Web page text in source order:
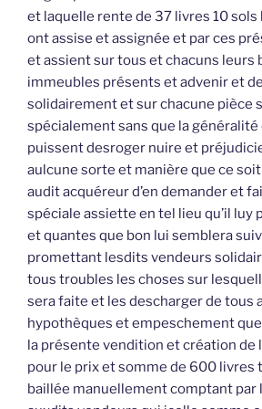
et laquelle rente de 37 livres 10
ont assise et assignée et par ces
et assient sur tous et chacuns leurs
immeubles présents et advenir et de
solidairement et sur chacune pièce
spécialement sans que la
puissent desroger nuire et
aulcune sorte et manière que ce
audit acquéreur d’en demander et
spéciale assiette en tel lieu qu’il luy
et quantes que bon lui semblera
promettant lesdits vendeurs
tous troubles les choses sur
sera faite et les descharger de tous
hypothèques et empeschement
la présente vendition et création de
pour le prix et somme de 600 livres
baillée manuellement comptant par